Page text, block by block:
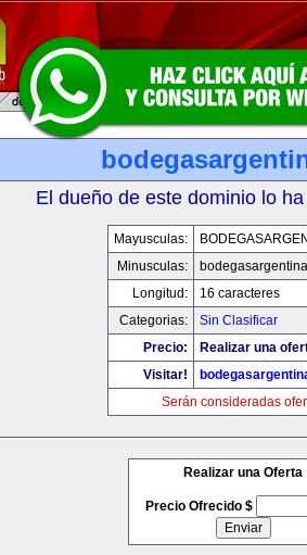
El dueño de este dominio lo
Mayusculas:
Minusculas:
Longitud:
16 caracteres
Categorias:
Sin Clasificar
Precio:
Realizar una
Visitar!
Serán consideradas
Realizar una Oferta
Precio Ofrecido $